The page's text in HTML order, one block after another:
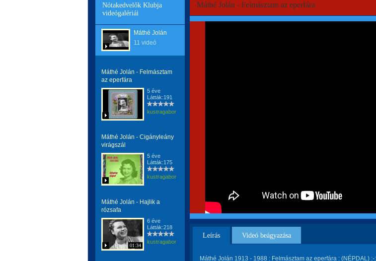
Nótakedvelők Klubja
videógalériái
Máthé Jolán
11 videó
Máthé Jolán - Felmásztam
az eperfára
5 éve
Látták:191
kustragabor
Máthé Jolán - Cigányleány
virágszál
5 éve
Látták:175
kustragabor
Máthé Jolán - Hajlik a
rózsafa
01:34
6 éve
Látták:218
kustragabor
Máthé Jolán - Felmásztam az eperfára
Leírás Videó beágyazása
Máthé Jolán 1913 - 1988 : Felmásztam az eperfára : (NÉPDAL) :-